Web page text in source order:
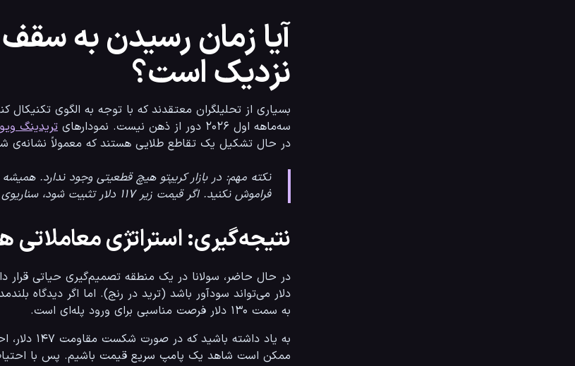
نزدیک است؟
سه‌ماهه اول ۲۰۲۶ دور از ذهن نیست. نمودارهای
تریدینگ ویو
در حال تشکیل یک تقاطع طلایی هستند که معمولاً نشانه‌ی شروع یک موج صعودی قدرتمند است.
فراموش نکنید. اگر قیمت زیر ۱۱۷ دلار تثبیت شود، سناریوی صعودی باطل (Invalid) خواهد شد.
نتیجه‌گیری: استراتژی معاملاتی
به سمت ۱۳۰ دلار فرصت مناسبی برای ورود پله‌ای است.
ممکن است شاهد یک پامپ سریع قیمت باشیم. پس با